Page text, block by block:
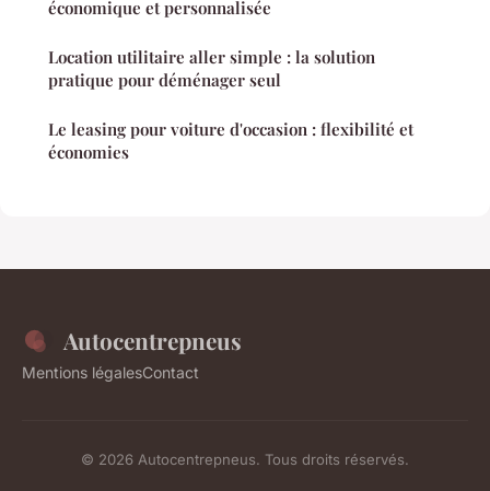
économique et personnalisée
Location utilitaire aller simple : la solution
pratique pour déménager seul
Le leasing pour voiture d'occasion : flexibilité et
économies
Autocentrepneus
Mentions légalesContact
© 2026 Autocentrepneus. Tous droits réservés.